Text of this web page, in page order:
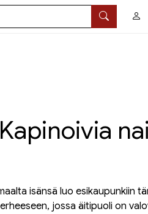
Search
isänsä luo esikaupunkiin
jossa äitipuoli on